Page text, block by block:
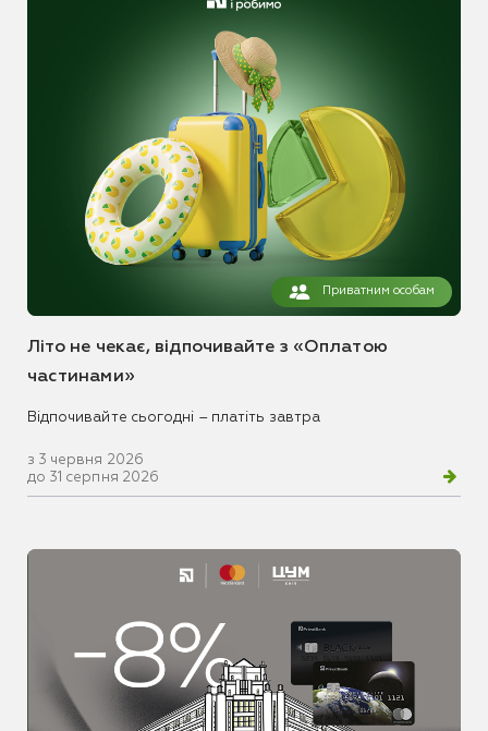
Приватним особам
Літо не чекає, відпочивайте з «Оплатою
частинами»
Відпочивайте сьогодні – платіть завтра
з 3 червня 2026
до 31 серпня 2026